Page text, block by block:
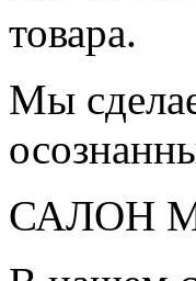
товара.
Мы
САЛОН